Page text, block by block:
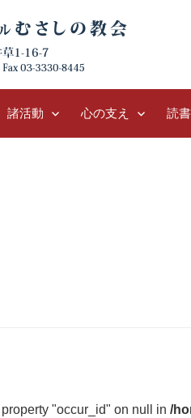
諸活動 心の支え 読
property "occur_id" on null in /